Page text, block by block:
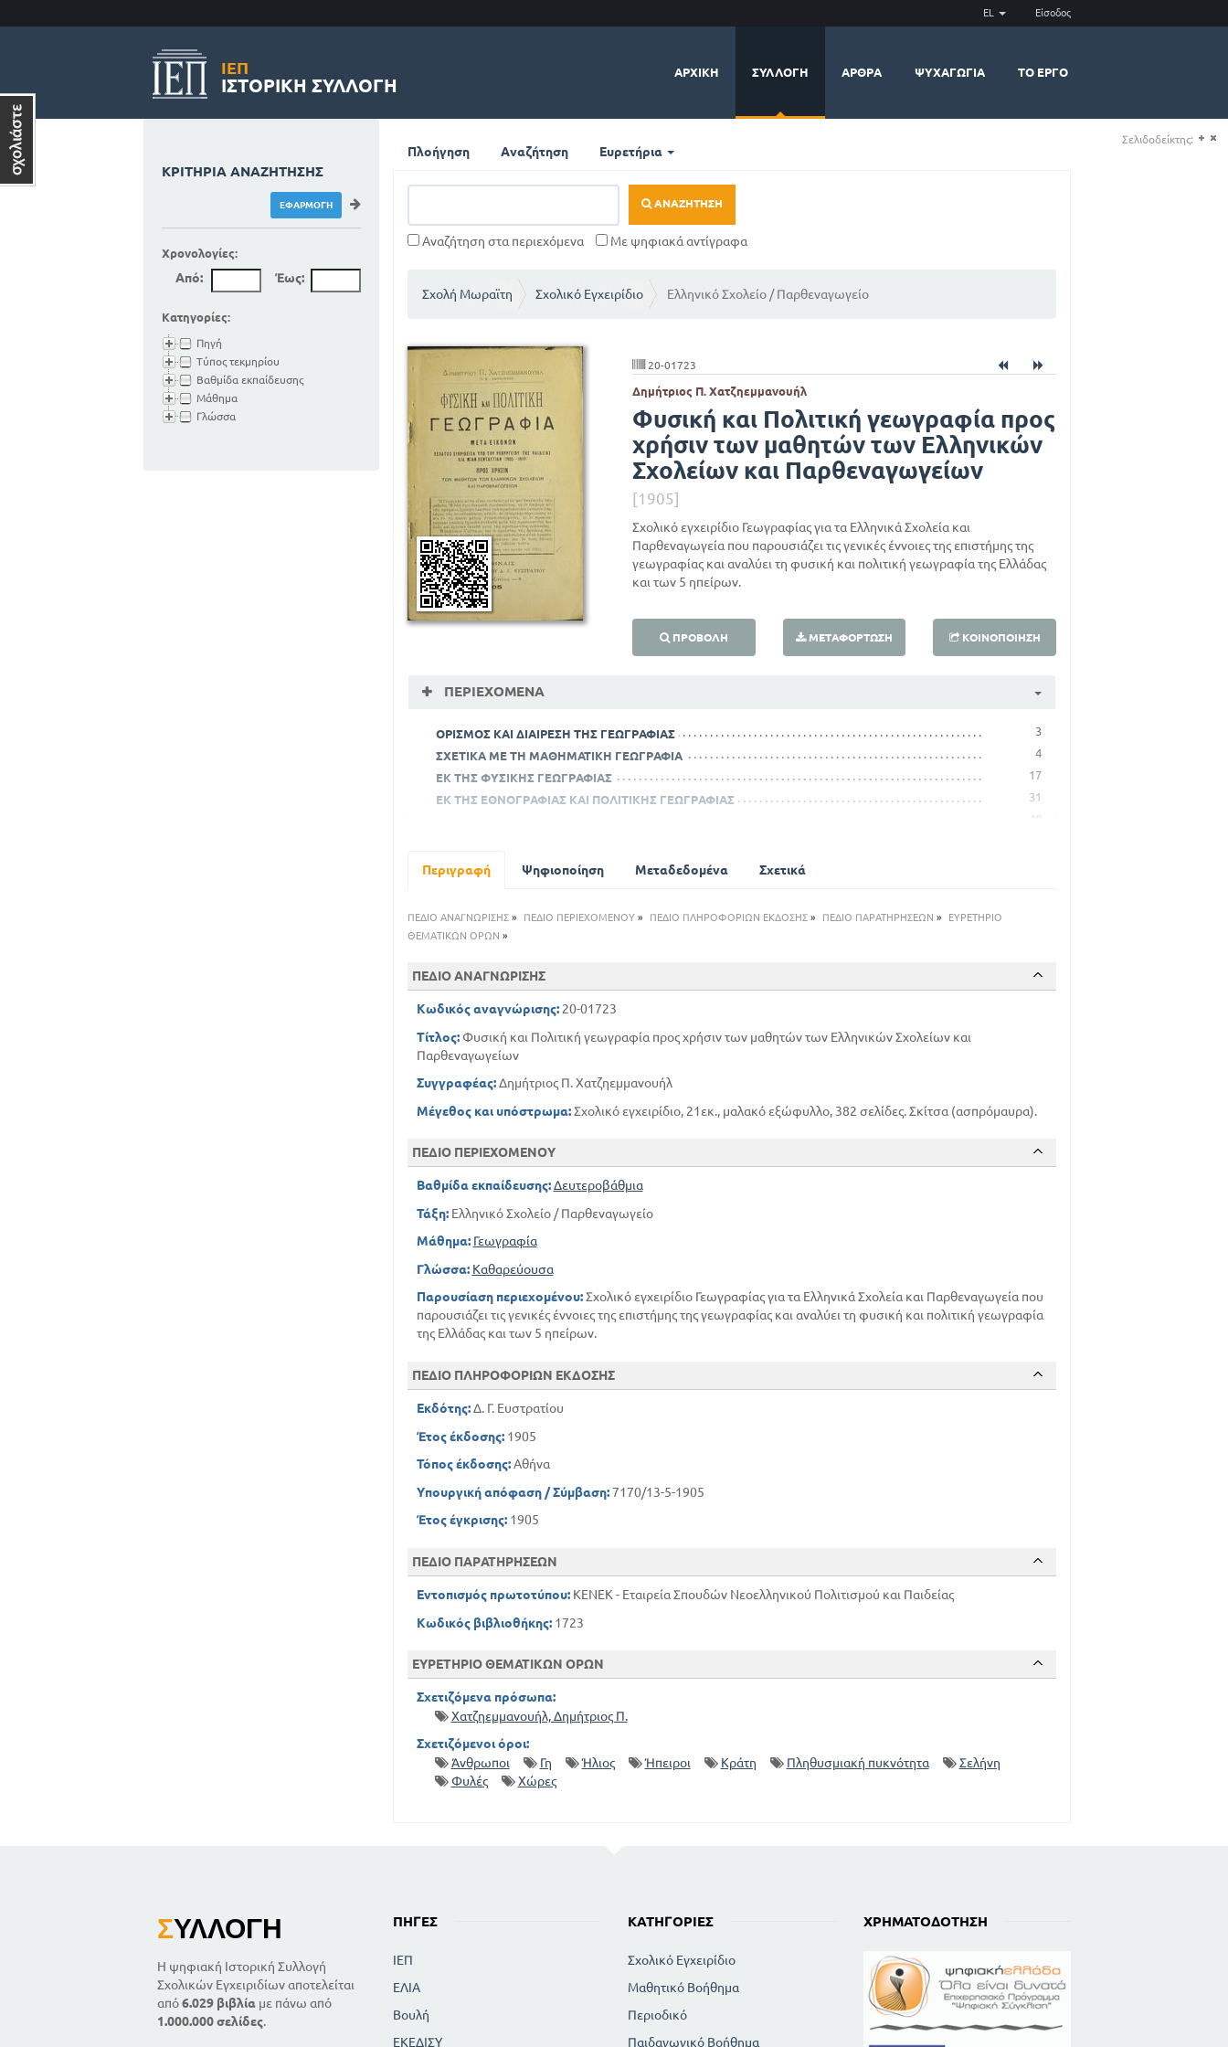
EL Είσοδος
ΙΕΠ
ΙΣΤΟΡΙΚΉ ΣΥΛΛΟΓΉ
ΑΡΧΙΚΉ ΣΥΛΛΟΓΉ ΆΡΘΡΑ ΨΥΧΑΓΩΓΊΑ ΤΟ ΈΡΓΟ
Πλοήγηση Αναζήτηση Ευρετήρια
ΑΝΑΖΉΤΗΣΗ
Αναζήτηση στα περιεχόμενα Με ψηφιακά αντίγραφα
Σχολή Μωραϊτη Σχολικό Εγχειρίδιο Ελληνικό Σχολείο / Παρθεναγωγείο
20-01723
Δημήτριος Π. Χατζηεμμανουήλ
Φυσική και Πολιτική γεωγραφία προς
χρήσιν των μαθητών των Ελληνικών
Σχολείων και Παρθεναγωγείων
[1905]
Σχολικό εγχειρίδιο Γεωγραφίας για τα Ελληνικά Σχολεία και
Παρθεναγωγεία που παρουσιάζει τις γενικές έννοιες της επιστήμης της
γεωγραφίας και αναλύει τη φυσική και πολιτική γεωγραφία της Ελλάδας
και των 5 ηπείρων.
ΠΡΟΒΟΛΉ ΜΕΤΑΦΌΡΤΩΣΗ ΚΟΙΝΟΠΟΊΗΣΗ
ΠΕΡΙΕΧΌΜΕΝΑ
ΟΡΙΣΜΟΣ ΚΑΙ ΔΙΑΙΡΕΣΗ ΤΗΣ ΓΕΩΓΡΑΦΙΑΣ
3
ΣΧΕΤΙΚΑ ΜΕ ΤΗ ΜΑΘΗΜΑΤΙΚΗ ΓΕΩΓΡΑΦΙΑ
4
ΕΚ ΤΗΣ ΦΥΣΙΚΗΣ ΓΕΩΓΡΑΦΙΑΣ
17
ΕΚ ΤΗΣ ΕΘΝΟΓΡΑΦΙΑΣ ΚΑΙ ΠΟΛΙΤΙΚΗΣ ΓΕΩΓΡΑΦΙΑΣ
31
40
ΜΕΣΗ ΚΑΙ ΣΤΕΡΕΑ ΕΛΛΑΔΑ
ΝΟΜΟΣ ΗΛΕΙΑΣ
ΝΗΣΙΑ ΤΗΣ ΕΛΛΑΔΟΣ
127
146
Η ΗΠΕΙΡΟΣ
Η ΒΟΥΛΓΑΡΙΑ
ΙΤΑΛΙΑ
ΠΟΡΤΟΓΑΛΙΑ
ΚΑΤΩ ΧΩΡΕΣ
217
ΑΝΑΤΟΛΙΚΗ ΕΥΡΩΠΗ
245
251
ΑΝΑΤΟΛΙΚΗ ΑΣΙΑ
ΝΟΤΙΟΣ ΑΣΙΑ
ΑΡΑΒΙΑ
ΚΕΝΤΡΙΚΗ ΑΦΡΙΚΗ
325
ΝΗΣΙΑ ΤΗΣ ΑΦΡΙΚΗΣ
334
Περιγραφή Ψηφιοποίηση Μεταδεδομένα Σχετικά
ΠΕΔΙΟ ΑΝΑΓΝΩΡΙΣΗΣ» ΠΕΔΙΟ ΠΕΡΙΕΧΟΜΕΝΟΥ» ΠΕΔΙΟ ΠΛΗΡΟΦΟΡΙΩΝ ΕΚΔΟΣΗΣ» ΠΕΔΙΟ ΠΑΡΑΤΗΡΗΣΕΩΝ »
ΕΥΡΕΤΗΡΙΟ
ΘΕΜΑΤΙΚΩΝ ΟΡΩΝ »
ΠΕΔΙΟ ΑΝΑΓΝΩΡΙΣΗΣ
Κωδικός αναγνώρισης:20-01723
Τίτλος:Φυσική και Πολιτική γεωγραφία προς χρήσιν των μαθητών των Ελληνικών Σχολείων και
Παρθεναγωγείων
Συγγραφέας:Δημήτριος Π. Χατζηεμμανουήλ
Μέγεθος και υπόστρωμα:Σχολικό εγχειρίδιο, 21εκ., μαλακό εξώφυλλο, 382 σελίδες. Σκίτσα (ασπρόμαυρα).
ΠΕΔΙΟ ΠΕΡΙΕΧΟΜΕΝΟΥ
Βαθμίδα εκπαίδευσης: Δευτεροβάθμια
Τάξη:Ελληνικό Σχολείο / Παρθεναγωγείο
Μάθημα: Γεωγραφία
Γλώσσα: Καθαρεύουσα
Παρουσίαση περιεχομένου:Σχολικό εγχειρίδιο Γεωγραφίας για τα Ελληνικά Σχολεία και Παρθεναγωγεία που
παρουσιάζει τις γενικές έννοιες της επιστήμης της γεωγραφίας και αναλύει τη φυσική και πολιτική γεωγραφία
της Ελλάδας και των 5 ηπείρων.
ΠΕΔΙΟ ΠΛΗΡΟΦΟΡΙΩΝ ΕΚΔΟΣΗΣ
Εκδότης:Δ. Γ. Ευστρατίου
Έτος έκδοσης:1905
Τόπος έκδοσης:Αθήνα
Υπουργική απόφαση / Σύμβαση:7170/13-5-1905
Έτος έγκρισης:1905
ΠΕΔΙΟ ΠΑΡΑΤΗΡΗΣΕΩΝ
Εντοπισμός πρωτοτύπου:ΚΕΝΕΚ - Εταιρεία Σπουδών Νεοελληνικού Πολιτισμού και Παιδείας
Κωδικός βιβλιοθήκης:1723
ΕΥΡΕΤΗΡΙΟ ΘΕΜΑΤΙΚΩΝ ΟΡΩΝ
Σχετιζόμενα πρόσωπα:
Χατζηεμμανουήλ, Δημήτριος Π.
Σχετιζόμενοι όροι:
Άνθρωποι
Γη Ήλιος Ήπειροι Κράτη Πληθυσμιακή πυκνότητα
Σελήνη
Φυλές
Χώρες
ΚΡΙΤΉΡΙΑ ΑΝΑΖΉΤΗΣΗΣ
Χρονολογίες:
Από: Έως:
Κατηγορίες:
Πηγή
Τύπος τεκμηρίου
Βαθμίδα εκπαίδευσης
Μάθημα
Γλώσσα
ΣΥΛΛΟΓΉ
Η ψηφιακή Ιστορική Συλλογή
Σχολικών Εγχειριδίων αποτελείται
από6.029 βιβλία με πάνω από
1.000.000 σελίδες.
ΠΗΓΈΣ
ΙΕΠ
ΕΛΙΑ
Βουλή
ΕΚΕΔΙΣΥ
ΚΑΤΗΓΟΡΊΕΣ
Σχολικό Εγχειρίδιο
Μαθητικό Βοήθημα
Περιοδικό
Παιδαγωγικό Βοήθημα
ΧΡΗΜΑΤΟΔΌΤΗΣΗ
Σελιδοδείκτης: